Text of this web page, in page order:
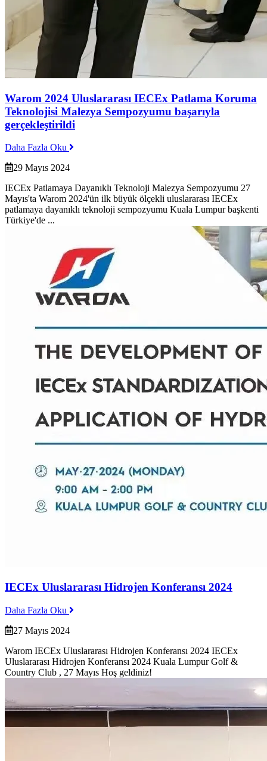
Warom 2024 Uluslararası IECEx Patlama Koruma
Teknolojisi Malezya Sempozyumu başarıyla
gerçekleştirildi
Daha Fazla Oku
29 Mayıs 2024
IECEx Patlamaya Dayanıklı Teknoloji Malezya Sempozyumu 27
Mayıs'ta Warom 2024'ün ilk büyük ölçekli uluslararası IECEx
patlamaya dayanıklı teknoloji sempozyumu Kuala Lumpur başkenti
Türkiye'de ...
IECEx Uluslararası Hidrojen Konferansı 2024
Daha Fazla Oku
27 Mayıs 2024
Warom IECEx Uluslararası Hidrojen Konferansı 2024 IECEx
Uluslararası Hidrojen Konferansı 2024 Kuala Lumpur Golf &
Country Club , 27 Mayıs Hoş geldiniz!